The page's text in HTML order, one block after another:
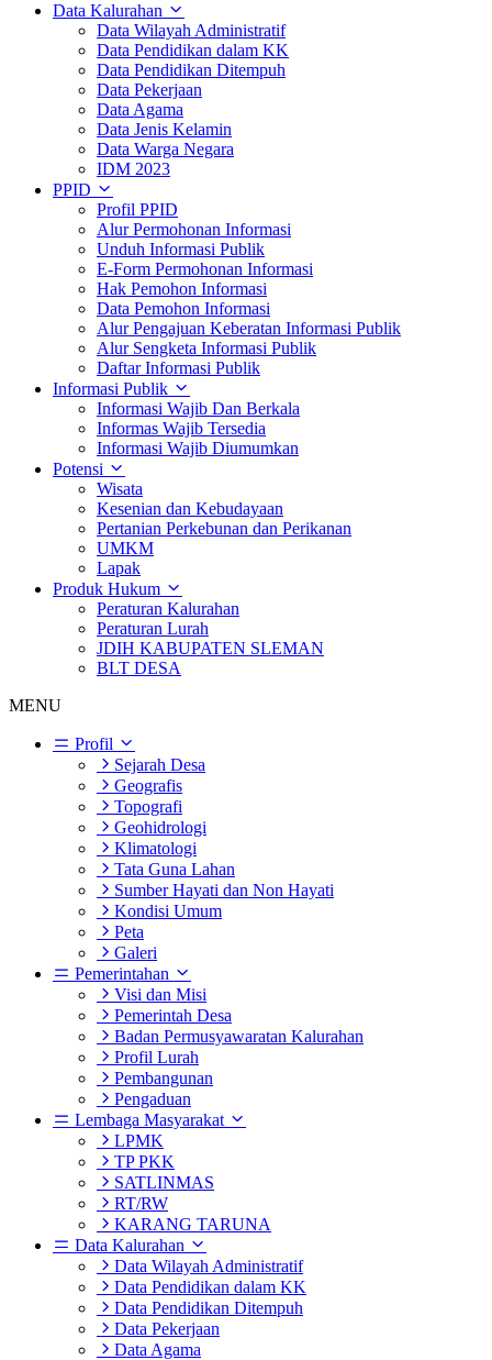
Data Kalurahan
Data Wilayah Administratif
Data Pendidikan dalam KK
Data Pendidikan Ditempuh
Data Pekerjaan
Data Agama
Data Jenis Kelamin
Data Warga Negara
IDM 2023
PPID
Profil PPID
Alur Permohonan Informasi
Unduh Informasi Publik
E-Form Permohonan Informasi
Hak Pemohon Informasi
Data Pemohon Informasi
Alur Pengajuan Keberatan Informasi Publik
Alur Sengketa Informasi Publik
Daftar Informasi Publik
Informasi Publik
Informasi Wajib Dan Berkala
Informas Wajib Tersedia
Informasi Wajib Diumumkan
Potensi
Wisata
Kesenian dan Kebudayaan
Pertanian Perkebunan dan Perikanan
UMKM
Lapak
Produk Hukum
Peraturan Kalurahan
Peraturan Lurah
JDIH KABUPATEN SLEMAN
BLT DESA
MENU
Profil
Sejarah Desa
Geografis
Topografi
Geohidrologi
Klimatologi
Tata Guna Lahan
Sumber Hayati dan Non Hayati
Kondisi Umum
Peta
Galeri
Pemerintahan
Visi dan Misi
Pemerintah Desa
Badan Permusyawaratan Kalurahan
Profil Lurah
Pembangunan
Pengaduan
Lembaga Masyarakat
LPMK
TP PKK
SATLINMAS
RT/RW
KARANG TARUNA
Data Kalurahan
Data Wilayah Administratif
Data Pendidikan dalam KK
Data Pendidikan Ditempuh
Data Pekerjaan
Data Agama